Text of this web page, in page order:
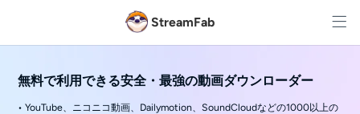
StreamFab
無料で利用できる安全・最強の動画ダウンローダー
• YouTube、ニコニコ動画、Dailymotion、SoundCloudなどの1000以上の